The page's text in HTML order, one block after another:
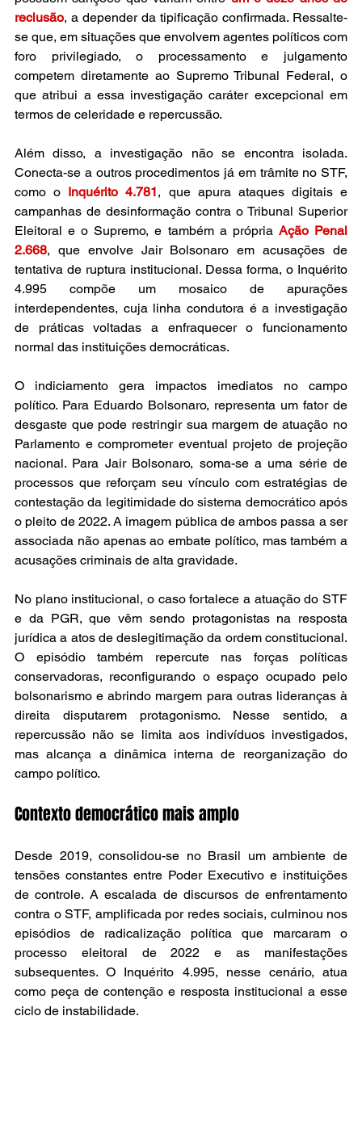
reclusão, a depender da tipificação confirmada. Ressalte-
se que, em situações que envolvem agentes políticos com
foro privilegiado, o processamento e julgamento
competem diretamente ao Supremo Tribunal Federal, o
que atribui a essa investigação caráter excepcional em
termos de celeridade e repercussão.
Além disso, a investigação não se encontra isolada.
Conecta-se a outros procedimentos já em trâmite no STF,
como o Inquérito 4.781, que apura ataques digitais e
campanhas de desinformação contra o Tribunal Superior
Eleitoral e o Supremo, e também a própria Ação Penal
2.668, que envolve Jair Bolsonaro em acusações de
tentativa de ruptura institucional. Dessa forma, o Inquérito
4.995 compõe um mosaico de apurações
interdependentes, cuja linha condutora é a investigação
de práticas voltadas a enfraquecer o funcionamento
normal das instituições democráticas.
O indiciamento gera impactos imediatos no campo
político. Para Eduardo Bolsonaro, representa um fator de
desgaste que pode restringir sua margem de atuação no
Parlamento e comprometer eventual projeto de projeção
nacional. Para Jair Bolsonaro, soma-se a uma série de
processos que reforçam seu vínculo com estratégias de
contestação da legitimidade do sistema democrático após
o pleito de 2022. A imagem pública de ambos passa a ser
associada não apenas ao embate político, mas também a
acusações criminais de alta gravidade.
No plano institucional, o caso fortalece a atuação do STF
e da PGR, que vêm sendo protagonistas na resposta
jurídica a atos de deslegitimação da ordem constitucional.
O episódio também repercute nas forças políticas
conservadoras, reconfigurando o espaço ocupado pelo
bolsonarismo e abrindo margem para outras lideranças à
direita disputarem protagonismo. Nesse sentido, a
repercussão não se limita aos indivíduos investigados,
mas alcança a dinâmica interna de reorganização do
campo político.
Contexto democrático mais amplo
Desde 2019, consolidou-se no Brasil um ambiente de
tensões constantes entre Poder Executivo e instituições
de controle. A escalada de discursos de enfrentamento
contra o STF, amplificada por redes sociais, culminou nos
episódios de radicalização política que marcaram o
processo eleitoral de 2022 e as manifestações
subsequentes. O Inquérito 4.995, nesse cenário, atua
como peça de contenção e resposta institucional a esse
ciclo de instabilidade.